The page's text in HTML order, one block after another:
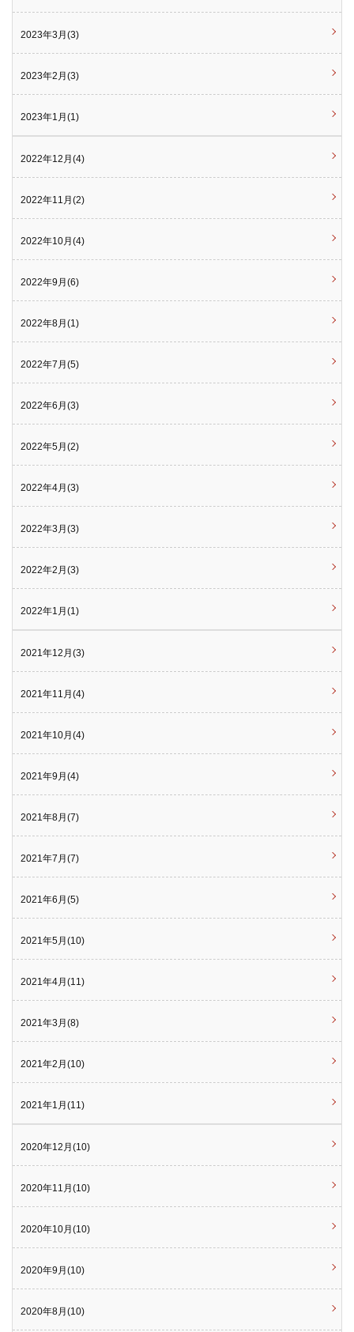
2023年3月(3)
2023年2月(3)
2023年1月(1)
2022年12月(4)
2022年11月(2)
2022年10月(4)
2022年9月(6)
2022年8月(1)
2022年7月(5)
2022年6月(3)
2022年5月(2)
2022年4月(3)
2022年3月(3)
2022年2月(3)
2022年1月(1)
2021年12月(3)
2021年11月(4)
2021年10月(4)
2021年9月(4)
2021年8月(7)
2021年7月(7)
2021年6月(5)
2021年5月(10)
2021年4月(11)
2021年3月(8)
2021年2月(10)
2021年1月(11)
2020年12月(10)
2020年11月(10)
2020年10月(10)
2020年9月(10)
2020年8月(10)